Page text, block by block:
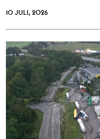
10 JULI, 2026